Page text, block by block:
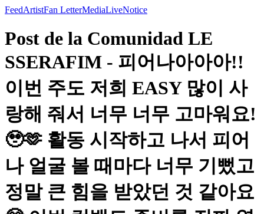
FeedArtistFan LetterMediaLiveNotice
Post de la Comunidad LE
SSERAFIM - 피어나아아아!!
이번 주도 저희 EASY 많이 사
랑해 줘서 너무 너무 고마워요!
🥹🫶 활동 시작하고 나서 피어
나 얼굴 볼 때마다 너무 기뻤고
정말 큰 힘을 받았던 것 같아요